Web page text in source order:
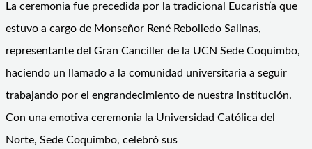
La ceremonia fue precedida por la tradicional Eucaristía que
estuvo a cargo de Monseñor René Rebolledo Salinas,
representante del Gran Canciller de la UCN Sede Coquimbo,
haciendo un llamado a la comunidad universitaria a seguir
trabajando por el engrandecimiento de nuestra institución.
Con una emotiva ceremonia la Universidad Católica del
Norte, Sede Coquimbo, celebró sus